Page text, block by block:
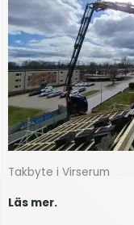
Takbyte i Virserum
Läs mer.